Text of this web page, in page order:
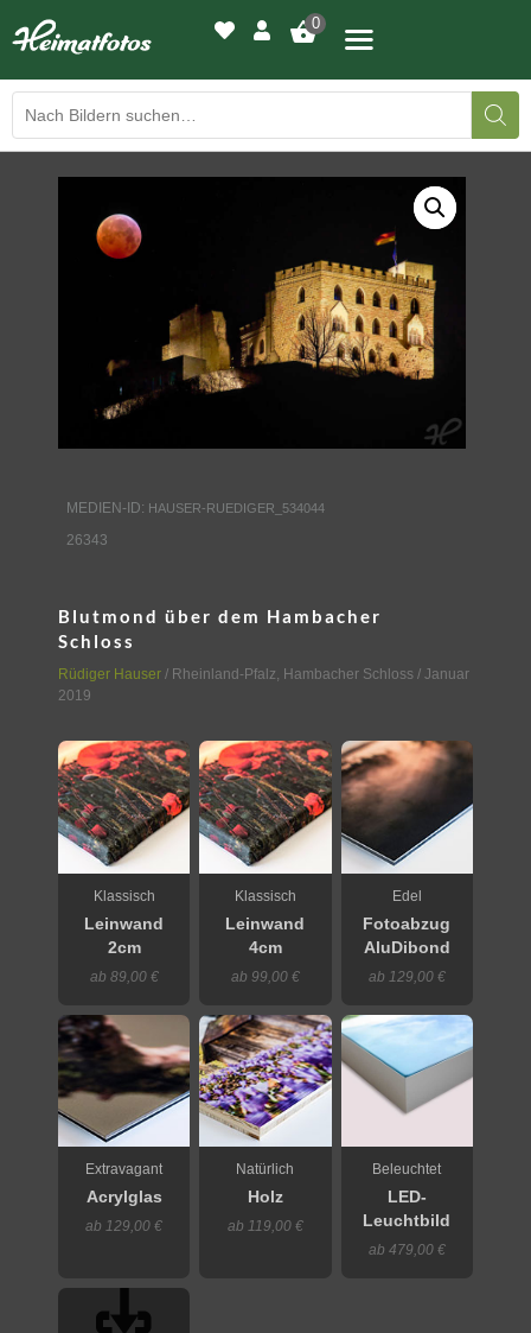
0
DRUCKQUALITÄTEN
LED-LEUCHTBILDER
WIR DRUCKEN IHR BILD
AUSSTELLUNGEN
KONTAKT
MEDIEN-ID: HAUSER-RUEDIGER_534044
26343
Blutmond über dem Hambacher
Schloss
Rüdiger Hauser / Rheinland-Pfalz, Hambacher Schloss / Januar
2019
Klassisch
Leinwand
2cm
ab 89,00 €
Klassisch
Leinwand
4cm
ab 99,00 €
Edel
Fotoabzug
AluDibond
ab 129,00 €
Extravagant
Acrylglas
ab 129,00 €
Natürlich
Holz
ab 119,00 €
Beleuchtet
LED-
Leuchtbild
ab 479,00 €